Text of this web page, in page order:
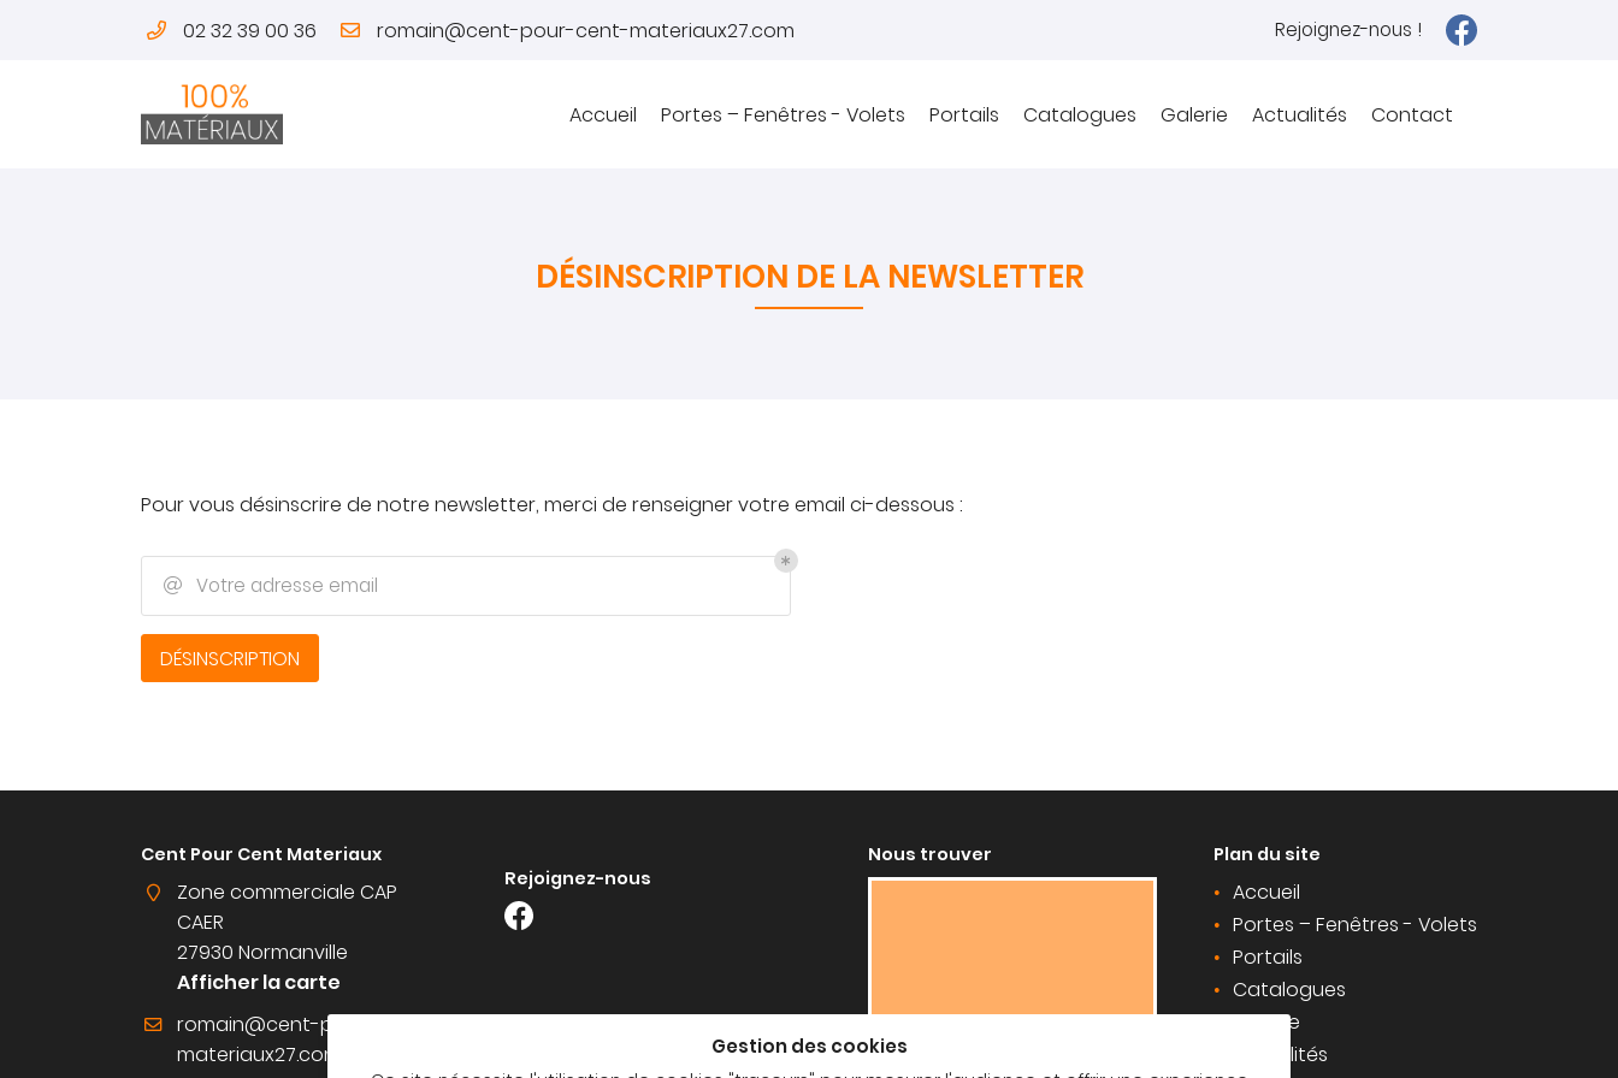
02 32 39 00 36 Rejoignez-nous !
Accueil Portes – Fenêtres - Volets Portails Catalogues Galerie Actualités Contact
27930 Normanville
02 32 39 00 36
à l'adresse email indiqué ci-dessus. Vous pouvez vous désinscrire à tout
moment en utilisant
INSCRIPTION
DÉSINSCRIPTION DE LA NEWSLETTER
Pour vous désinscrire de notre newsletter, merci de renseigner votre email ci-dessous :
 Votre adresse email
DÉSINSCRIPTION
Cent Pour Cent Materiaux
Zone commerciale CAP
CAER
27930 Normanville
Afficher la carte
Rejoignez-nous
Nous trouver Plan du site
Accueil
Portes – Fenêtres - Volets
Portails
Catalogues
Galerie
Actualités
Gestion des cookies